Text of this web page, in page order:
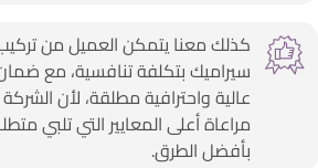
كذلك معنا يتمكن العميل من
سيراميك بتكلفة تنافسية، مع
عالية واحترافية مطلقة، لأن
مراعاة أعلى المعايير التي تلبي
بأفضل الطرق.